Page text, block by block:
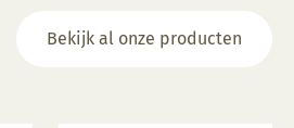
Bekijk al onze producten